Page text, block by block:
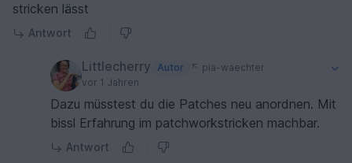
stricken lässt
Antwort
Littlecherry Autor
pia-waechter
vor 1 Jahren
Dazu müsstest du die Patches neu anordnen. Mit
bissl Erfahrung im patchworkstricken machbar.
Antwort